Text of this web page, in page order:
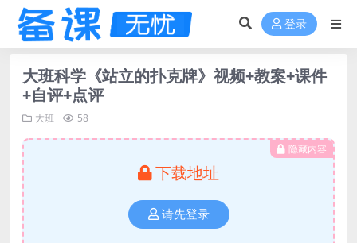
登录
大班科学《站立的扑克牌》视频+教案+课件
+自评+点评
大班 58
隐藏内容
下载地址
请先登录